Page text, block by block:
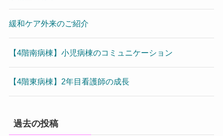
緩和ケア外来のご紹介
【4階南病棟】小児病棟のコミュニケーション
【4階東病棟】2年目看護師の成長
過去の投稿